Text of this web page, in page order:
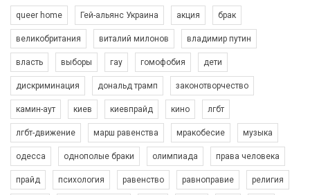
Зупинимо насильство проти ЛГБТ в Україні! Stop violence against LGBT in Ukraine!
6/30/2017
Емоційний та вражаючий промо-ролік на конкурс PACT, який
представляє програму "Гей-альянс Україна" з протидії
queer home Гей-альянс Украина акция брак
великобритания виталий милонов владимир путин
власть выборы гау гомофобия дети
дискриминация дональд трамп законотворчество
камин-аут киев киевпрайд кино лгбт
лгбт-движение марш равенства мракобесие музыка
одесса однополые браки олимпиада права человека
прайд психология равенство равноправие религия